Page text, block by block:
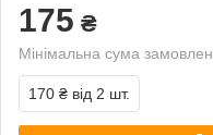
175 ₴
Мінімальна сума
170 ₴ від 2 шт.